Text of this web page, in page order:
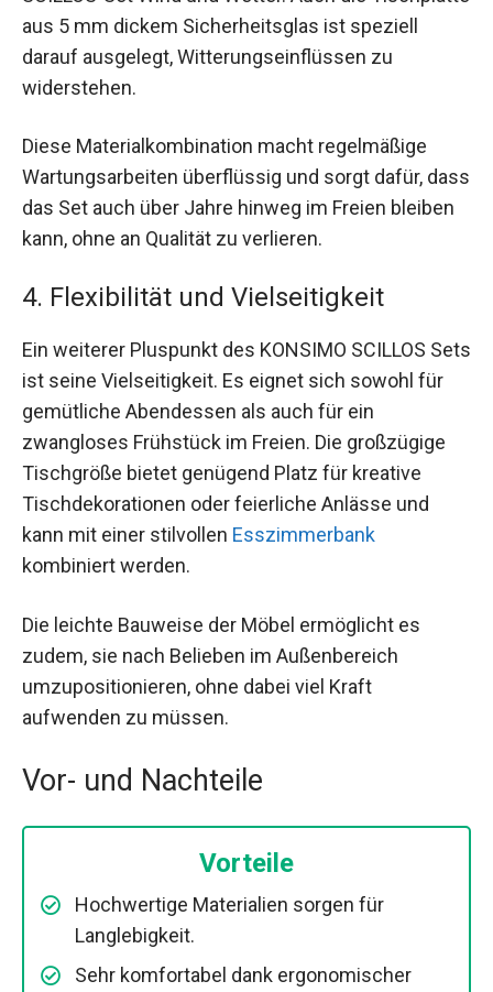
aus 5 mm dickem Sicherheitsglas ist speziell
darauf ausgelegt, Witterungseinflüssen zu
widerstehen.
Diese Materialkombination macht regelmäßige
Wartungsarbeiten überflüssig und sorgt dafür, dass
das Set auch über Jahre hinweg im Freien bleiben
kann, ohne an Qualität zu verlieren.
4. Flexibilität und Vielseitigkeit
Ein weiterer Pluspunkt des KONSIMO SCILLOS Sets
ist seine Vielseitigkeit. Es eignet sich sowohl für
gemütliche Abendessen als auch für ein
zwangloses Frühstück im Freien. Die großzügige
Tischgröße bietet genügend Platz für kreative
Tischdekorationen oder feierliche Anlässe und
kann mit einer stilvollen Esszimmerbank
kombiniert werden.
Die leichte Bauweise der Möbel ermöglicht es
zudem, sie nach Belieben im Außenbereich
umzupositionieren, ohne dabei viel Kraft
aufwenden zu müssen.
Vor- und Nachteile
Vorteile
Hochwertige Materialien sorgen für
Langlebigkeit.
Sehr komfortabel dank ergonomischer